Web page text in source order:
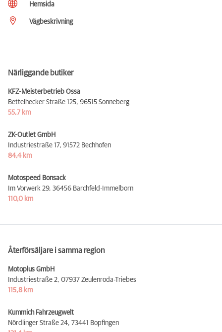
Hemsida
Vägbeskrivning
Närliggande butiker
KFZ-Meisterbetrieb Ossa
Bettelhecker Straße 125, 96515 Sonneberg
55,7 km
ZK-Outlet GmbH
Industriestraße 17, 91572 Bechhofen
84,4 km
Motospeed Bonsack
Im Vorwerk 29, 36456 Barchfeld-Immelborn
110,0 km
Återförsäljare i samma region
Motoplus GmbH
Industriestraße 2, 07937 Zeulenroda-Triebes
115,8 km
Kummich Fahrzeugwelt
Nördlinger Straße 24, 73441 Bopfingen